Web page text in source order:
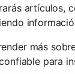
artículos,
más
para